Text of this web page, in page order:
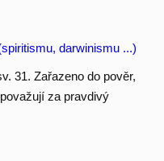
darwinismu ...)
31. Zařazeno do pověr,
za pravdivý